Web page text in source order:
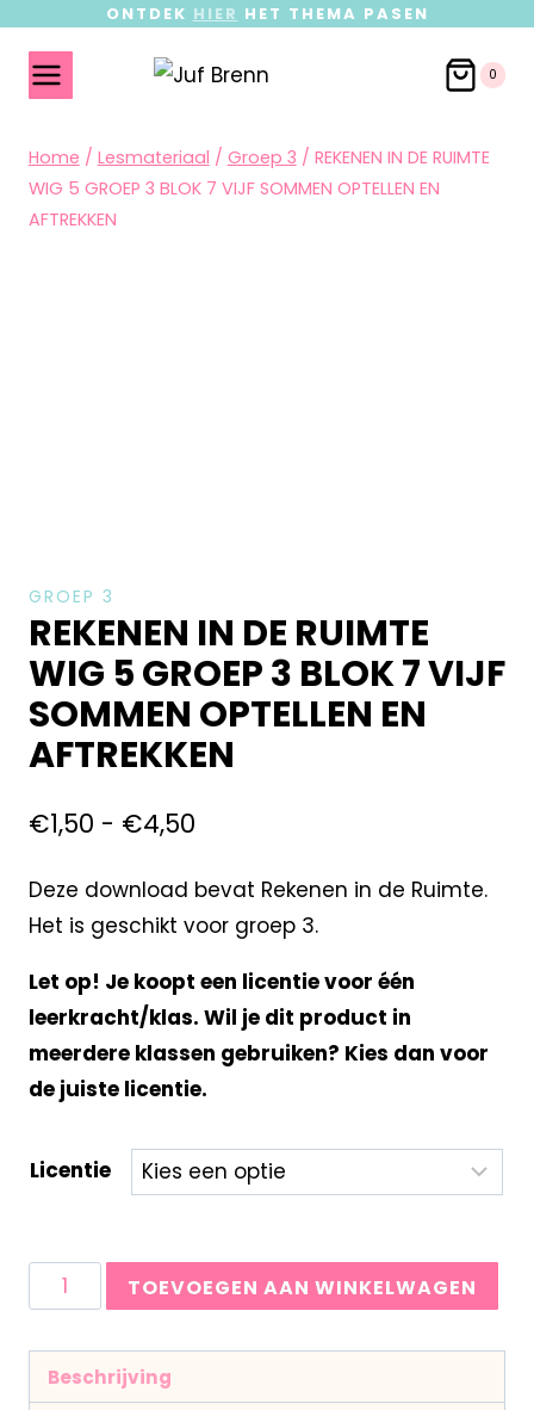
ONTDEK HIER HET THEMA PASEN
0
Home / Lesmateriaal / Groep 3 / REKENEN IN DE RUIMTE
WIG 5 GROEP 3 BLOK 7 VIJF SOMMEN OPTELLEN EN
AFTREKKEN
GROEP 3
REKENEN IN DE RUIMTE
WIG 5 GROEP 3 BLOK 7 VIJF
SOMMEN OPTELLEN EN
AFTREKKEN
€1,50 - €4,50
Deze download bevat Rekenen in de Ruimte.
Het is geschikt voor groep 3.
Let op! Je koopt een licentie voor één
leerkracht/klas. Wil je dit product in
meerdere klassen gebruiken? Kies dan voor
de juiste licentie.
Licentie
TOEVOEGEN AAN WINKELWAGEN
Beschrijving